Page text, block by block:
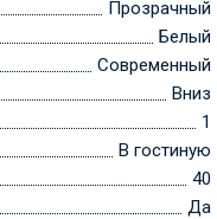
Прозрачный
Белый
Современный
Вниз
1
В гостиную
40
Да